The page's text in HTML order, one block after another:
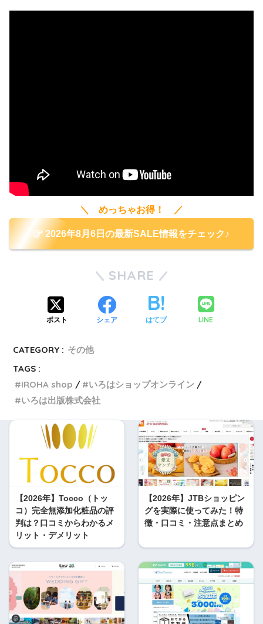
＼ めっちゃお得！ ／
2026年8月6日の最新SALE情報をチェック♪
SHARE
ポスト シェア はてブ LINE
CATEGORY : その他
TAGS :
IROHA shop
いろはショップオンライン
いろは出版株式会社
【2026年】Tocco（トッ
コ）完全無添加化粧品の評
判は？口コミからわかるメ
リット・デメリット
【2026年】JTBショッピン
グを実際に使ってみた！特
徴・口コミ・注意点まとめ